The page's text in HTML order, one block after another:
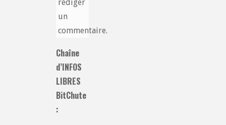
rédiger
un
commentaire.
Chaîne
d’INFOS
LIBRES
BitChute
: